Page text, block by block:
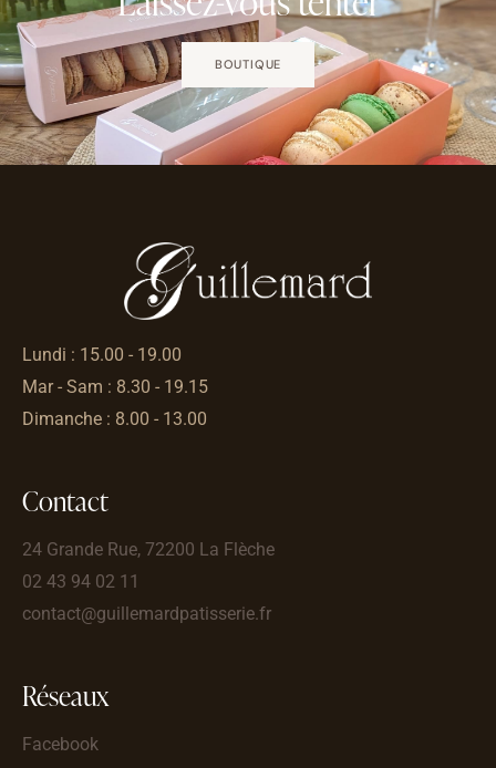
BOUTIQUE
Lundi : 15.00 - 19.00
Mar - Sam : 8.30 - 19.15
Dimanche : 8.00 - 13.00
Contact
24 Grande Rue, 72200 La Flèche
02 43 94 02 11
contact@guillemardpatisserie.fr
Réseaux
Facebook